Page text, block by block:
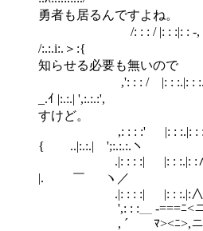
勇者も居るんですよね。
/: : : / |: : :|: : -
/:.:.i:.＞:{ ま
知らせる必要も無いので
,': : : / |: : :.|:
_.ｲ |:.:.| ',:.:.:',
すけど。
,: : : :' |: : :.|:
{ ..|:.:.| ';:.:.:.ヽ
.|: : : :| |: : :.|: :∧
|. ￣ ヽ／
.|: : : :| |: : :.|:∧ﾆ＞
',: : :＿ -===ﾆ<ニ
, ´ ﾏ><ﾆ>,ニ＞